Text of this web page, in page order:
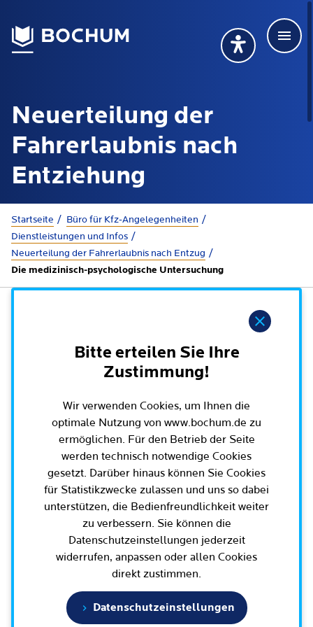
Übersetzung
Deutsch
Neuerteilung der
Fahrerlaubnis nach
Entziehung
Startseite
Büro für Kfz-Angelegenheiten
Dienstleistungen und Infos
Neuerteilung der Fahrerlaubnis nach Entzug
Die medizinisch-psychologische Untersuchung
Bitte erteilen Sie Ihre
Zustimmung!
Wir verwenden Cookies, um Ihnen die
optimale Nutzung von www.bochum.de zu
ermöglichen. Für den Betrieb der Seite
werden technisch notwendige Cookies
gesetzt. Darüber hinaus können Sie Cookies
für Statistikzwecke zulassen und uns so dabei
unterstützen, die Bedienfreundlichkeit weiter
zu verbessern. Sie können die
Datenschutzeinstellungen jederzeit
widerrufen, anpassen oder allen Cookies
direkt zustimmen.
Datenschutzeinstellungen
Übersetzung wählen (öffnet sich in Google
Deutsch
115 anrufen Mehr erfahren
Rathaus
Online-Dienste - Serviceportal
Dienstleistungen von A-Z
Online-Terminbuchung
Amtsblatt / Ausschreibungen / Ortsrecht
Arbeitgeberin Stadt Bochum
Oberbürgermeister und Verwaltungsvorstand
Bürgerbüro
Geoportal und Stadtplan
Lebenslagen
Dienstleistungen nach Lebenslagen
Ehe und Trennung
Schule, (Aus-)Bildung und Studium
Arbeit und Rente
Dienstleistungen für Unternehmen
Mobilität
Bauen, Wohnen und Umzug
Engagement und Beteiligung
Tierhaltung und Wildtiere
Gesundheit und Krankheit
Ausschüsse und Beiräte
Oberbürgermeister, Bürgermeisterinnen und
Bezirksvertretungen
Wahlen in Bochum
Stadtpolitik - einfach erklärt
Oberbürgermeister
Bochumer Vertretung in den Parlamenten
Bürgerbeteiligung und Bürgerinfo
BürgerEcho / Bochum-App
Bürgerkonferenzen
Bürgersprechstunden
Büro für Bürgerbeteiligung
Aktuelle Presse­meldungen
5 Botschaften für Bochum
Bürgerbeteiligungsplattform
Ehrenamt
Radfahren in Bochum
Geoportal und Stadtplan
E-Mobilität / Verkehr / Parken / Baustellen
Wissenschaft und Bildung
Europa und Internationales
Geschichte / Tradition
Statistik und Zahlen
Schnellnavigation
(Online)Dienste Terminbuchung
Familie und Kita Karriere und Jobs